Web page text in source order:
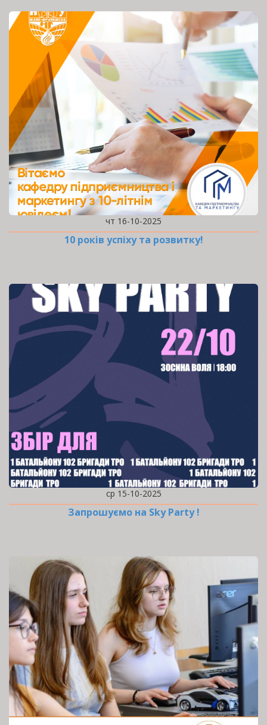
чт 16-10-2025
10 років успіху та розвитку!
ср 15-10-2025
Запрошуємо на Sky Party !